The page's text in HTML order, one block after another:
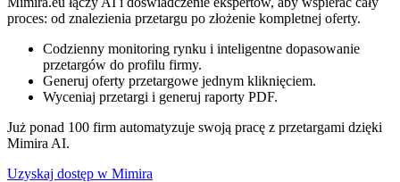
proces: od znalezienia przetargu po złożenie kompletnej oferty.
Codzienny monitoring rynku i inteligentne dopasowanie
przetargów do profilu firmy.
Generuj oferty przetargowe jednym kliknięciem.
Wyceniaj przetargi i generuj raporty PDF.
Już ponad 100 firm automatyzuje swoją pracę z przetargami dzięki
Mimira AI.
Uzyskaj dostęp w Mimira